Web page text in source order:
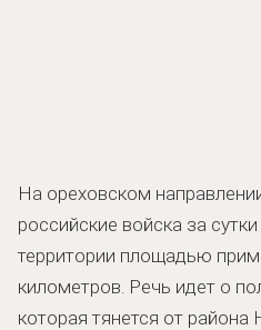
На ореховском
российские войска за
территории площадью
километров. Речь идет о
которая тянется от района